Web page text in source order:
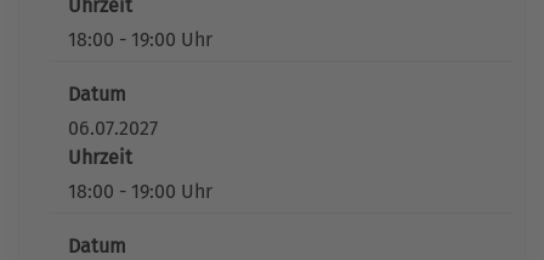
Uhrzeit
18:00 - 19:00 Uhr
Datum
06.07.2027
Uhrzeit
18:00 - 19:00 Uhr
Datum